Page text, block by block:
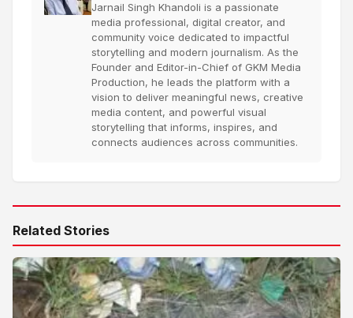
Jarnail Singh Khandoli is a passionate
media professional, digital creator, and
community voice dedicated to impactful
storytelling and modern journalism. As the
Founder and Editor-in-Chief of GKM Media
Production, he leads the platform with a
vision to deliver meaningful news, creative
media content, and powerful visual
storytelling that informs, inspires, and
connects audiences across communities.
Related Stories